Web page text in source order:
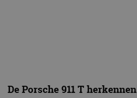
De Porsche 911 T herkennen